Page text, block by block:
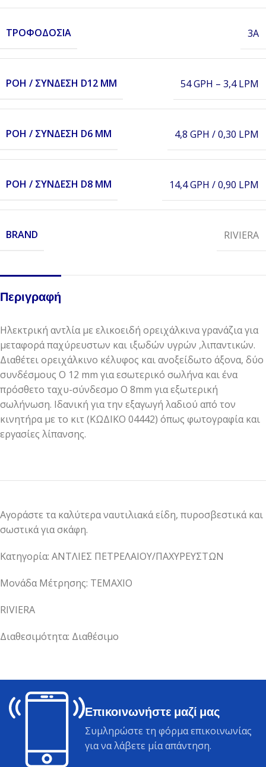
ΤΡΟΦΟΔΟΣΊΑ 3A
ΡΟΉ / ΣΎΝΔΕΣΗ D12 MM 54 GPH – 3,4 LPM
ΡΟΉ / ΣΎΝΔΕΣΗ D6 MM 4,8 GPH / 0,30 LPM
ΡΟΉ / ΣΎΝΔΕΣΗ D8 MM 14,4 GPH / 0,90 LPM
BRAND RIVIERA
Περιγραφή
Ηλεκτρική αντλία με ελικοειδή ορειχάλκινα γρανάζια για
μεταφορά παχύρευστων και ιξωδών υγρών ,λιπαντικών.
Διαθέτει ορειχάλκινο κέλυφος και ανοξείδωτο άξονα, δύο
συνδέσμους O 12 mm για εσωτερικό σωλήνα και ένα
πρόσθετο ταχυ-σύνδεσμο O 8mm για εξωτερική
σωλήνωση. Ιδανική για την εξαγωγή λαδιού από τον
κινητήρα με το κιτ (ΚΩΔΙΚΟ 04442) όπως φωτογραφία και
εργασίες λίπανσης.
Αγοράστε τα καλύτερα ναυτιλιακά είδη, πυροσβεστικά και
σωστικά για σκάφη.
Κατηγορία: ΑΝΤΛΙΕΣ ΠΕΤΡΕΛΑΙΟΥ/ΠΑΧΥΡΕΥΣΤΩΝ
Μονάδα Μέτρησης: ΤΕΜΑΧΙΟ
RIVIERA
Διαθεσιμότητα: Διαθέσιμο
Επικοινωνήστε μαζί μας
Συμληρώστε τη φόρμα επικοινωνίας
για να λάβετε μία απάντηση.